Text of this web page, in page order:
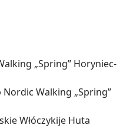
„Spring” Horyniec-
Walking „Spring”
Włóczykije Huta